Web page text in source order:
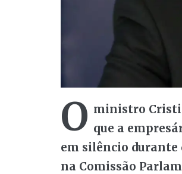
O ministro
que a
em silêncio durante
na Comissão